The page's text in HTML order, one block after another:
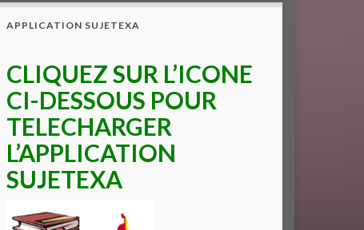
APPLICATION SUJETEXA
CLIQUEZ SUR L’ICONE
CI-DESSOUS POUR
TELECHARGER
L’APPLICATION
SUJETEXA